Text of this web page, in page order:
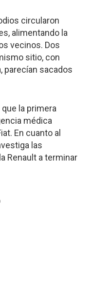
circularon
alimentando la
vecinos. Dos
sitio, con
parecían sacados
la primera
médica
En cuanto al
las
Renault a terminar